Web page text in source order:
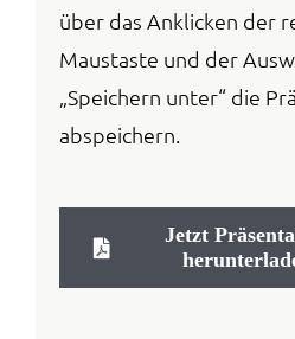
über das Anklicken der
Maustaste und der
„Speichern unter“ die
abspeichern.
Jetzt